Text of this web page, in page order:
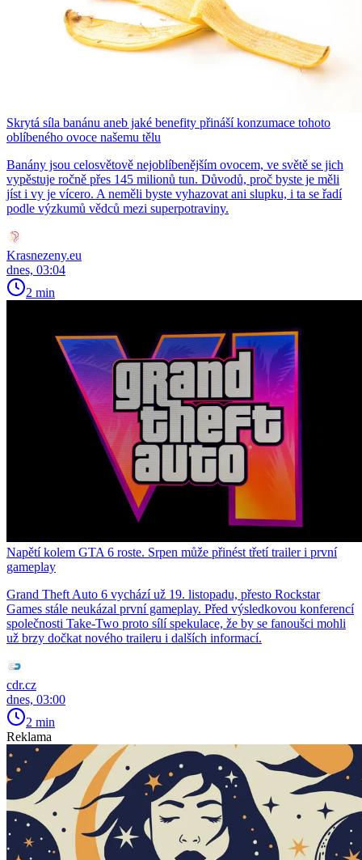
Skrytá síla banánu aneb jaké benefity přináší konzumace tohoto
oblíbeného ovoce našemu tělu
Banány jsou celosvětově nejoblíbenějším ovocem, ve světě se jich
vypěstuje ročně přes 145 milionů tun. Důvodů, proč byste je měli
jíst i vy je vícero. A neměli byste vyhazovat ani slupku, i ta se řadí
podle výzkumů vědců mezi superpotraviny.
Krasnezeny.eu
dnes, 03:04
2 min
Napětí kolem GTA 6 roste. Srpen může přinést třetí trailer i první
gameplay
Grand Theft Auto 6 vychází už 19. listopadu, přesto Rockstar
Games stále neukázal první gameplay. Před výsledkovou konferencí
společnosti Take-Two proto sílí spekulace, že by se fanoušci mohli
už brzy dočkat nového traileru i dalších informací.
cdr.cz
dnes, 03:00
2 min
Reklama